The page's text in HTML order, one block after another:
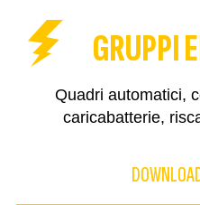
GRUPPI
Quadri automatici,
caricabatterie,